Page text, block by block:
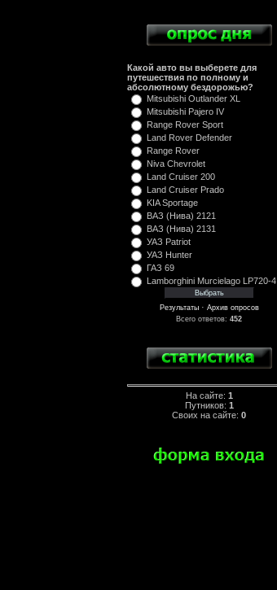
Какой авто вы выберете для
путешествия по полному и
абсолютному бездорожью?
Mitsubishi Outlander XL
Mitsubishi Pajero IV
Range Rover Sport
Land Rover Defender
Range Rover
Niva Chevrolet
Land Cruiser 200
Land Cruiser Prado
KIA Sportage
ВАЗ (Нива) 2121
ВАЗ (Нива) 2131
УАЗ Patriot
УАЗ Hunter
ГАЗ 69
Lamborghini Murcielago LP720-4
Результаты· Архив опросов
Всего ответов: 452
На сайте: 1
Путников: 1
Своих на сайте: 0